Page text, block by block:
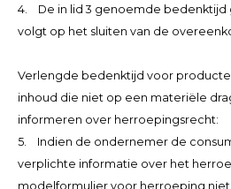
4. De in lid 3 genoemde bedenktijd
volgt op het sluiten van de
Verlengde bedenktijd voor
inhoud die niet op een materiële
informeren over herroepingsrecht:
5. Indien de ondernemer de
verplichte informatie over het
modelformulier voor herroeping